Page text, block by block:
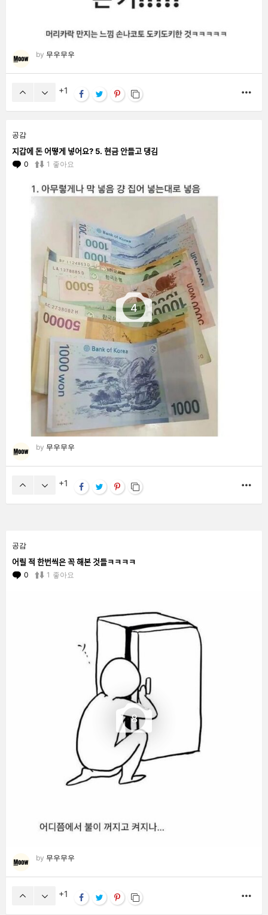
by 무우무우
1
공감
지갑에 돈 어떻게 넣어요? 5. 현금 안들고 댕김
0 Comments
1 좋아요
4
by 무우무우
1
공감
어릴 적 한번씩은 꼭 해본 것들ㅋㅋㅋㅋ
0 Comments
1 좋아요
8
by 무우무우
1